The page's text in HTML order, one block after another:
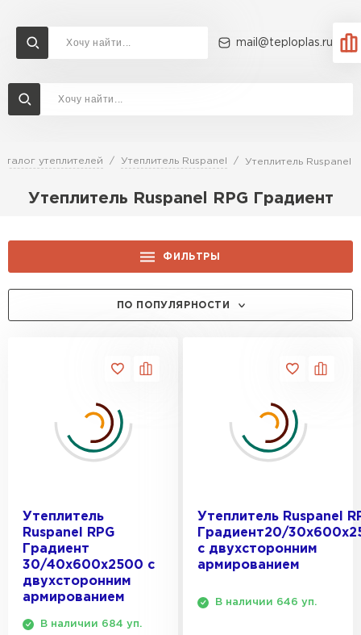
mail@teploplas.ru
утеплителей Утеплитель Ruspanel Утеплитель Ruspanel
Утеплитель Ruspanel RPG Градиент
ФИЛЬТРЫ
Для крыш
Для стен
Для фасада
ЦЕНА, РУБ.:
ПО ПОПУЛЯРНОСТИ
Утеплитель
Ruspanel RPG
Градиент
30/40х600х2500 с
двухсторонним
армированием
В наличии 684 уп.
Утеплитель Ruspanel
Градиент20/
с двухсторонним
армированием
В наличии 646 уп.
Доставка и оплата
Перейти в каталог
Утеплитель Ветонит
Утеплитель MasterPLEX
Утеплитель Белтеп
ПЕРЕЙТИ
Утеплитель Rockwool
Утеплитель Knauf
Утеплитель Isover
Утеплитель Урса
Утеплитель Paroc